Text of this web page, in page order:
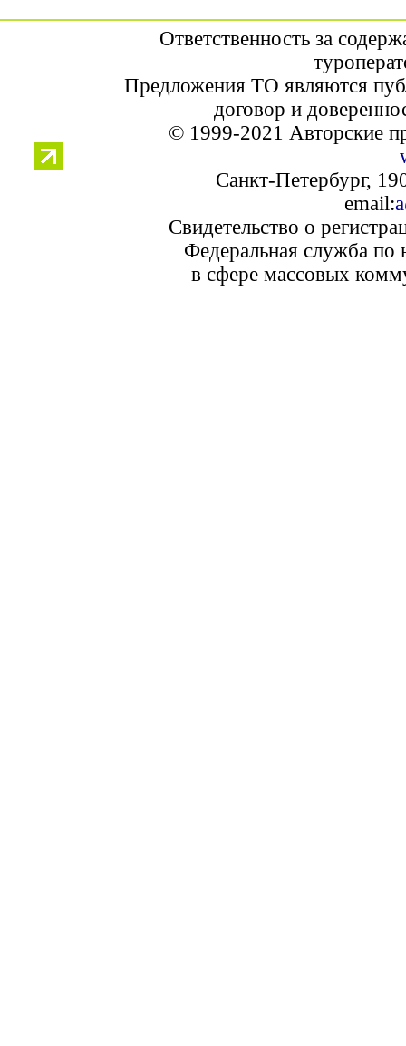
Ответственность за
Предложения ТО являются
договор и
© 1999-2021 Авторские
Санкт-Петербург,
email:
Свидетельство о
Федеральная служба по
в сфере массовых